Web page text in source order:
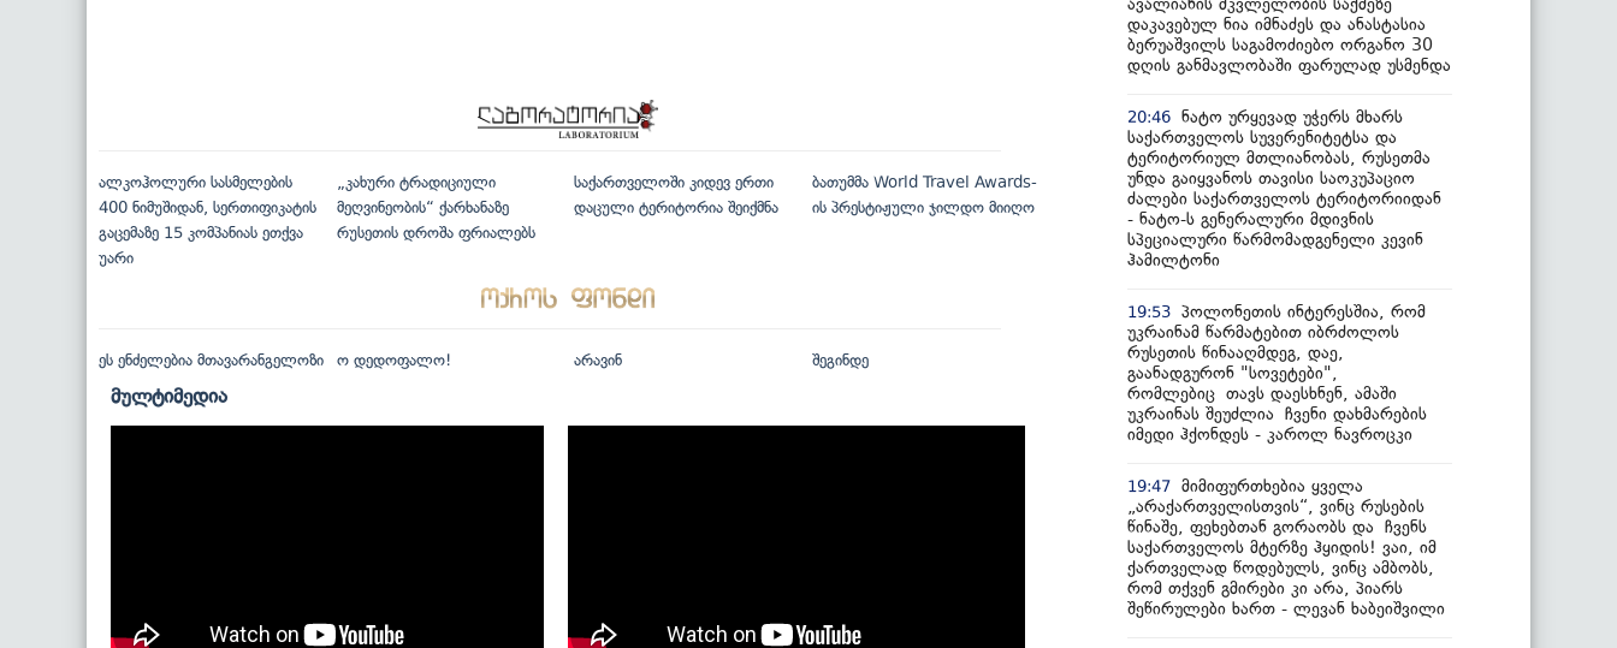
ალკოჰოლური სასმელების
400 ნიმუშიდან, სერთიფიკატის
გაცემაზე 15 კომპანიას ეთქვა
უარი
„კახური ტრადიციული
მეღვინეობის“ ქარხანაზე
რუსეთის დროშა ფრიალებს
საქართველოში კიდევ ერთი
დაცული ტერიტორია შეიქმნა
ბათუმმა World Travel Awards-
ის პრესტიჟული ჯილდო მიიღო
ეს ენძელებია მთავარანგელოზი ო დედოფალო! არავინ შეგინდე
მულტიმედია
დაკავებულ ნია იმნაძეს და ანასტასია
ბერუაშვილს საგამოძიებო ორგანო 30
დღის განმავლობაში ფარულად უსმენდა
20:46 ნატო ურყევად უჭერს მხარს
საქართველოს სუვერენიტეტსა და
ტერიტორიულ მთლიანობას, რუსეთმა
უნდა გაიყვანოს თავისი საოკუპაციო
ძალები საქართველოს ტერიტორიიდან
- ნატო-ს გენერალური მდივნის
სპეციალური წარმომადგენელი კევინ
ჰამილტონი
19:53 პოლონეთის ინტერესშია, რომ
უკრაინამ წარმატებით იბრძოლოს
რუსეთის წინააღმდეგ, დაე,
გაანადგურონ "სოვეტები",
რომლებიც თავს დაესხნენ, ამაში
უკრაინას შეუძლია ჩვენი დახმარების
იმედი ჰქონდეს - კაროლ ნავროცკი
19:47 მიმიფურთხებია ყველა
„არაქართველისთვის“, ვინც რუსების
წინაშე, ფეხებთან გორაობს და ჩვენს
საქართველოს მტერზე ჰყიდის! ვაი, იმ
ქართველად წოდებულს, ვინც ამბობს,
რომ თქვენ გმირები კი არა, პიარს
შეწირულები ხართ - ლევან ხაბეიშვილი